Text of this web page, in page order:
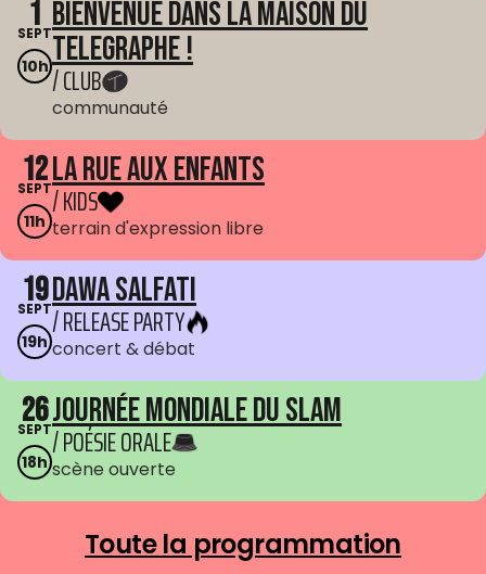
1
SEPT
10h
Bienvenue dans La Maison du
Telegraphe !
/ CLUB
communauté
12
SEPT
11h
La Rue aux enfants
/ KIDS
terrain d'expression libre
19
SEPT
19h
Dawa Salfati
/ RELEASE PARTY
concert & débat
26
SEPT
18h
Journée mondiale du Slam
/ POÉSIE ORALE
scène ouverte
Toute la programmation